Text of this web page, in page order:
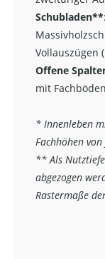
Schubladen**:
Vollauszügen
Offene
mit
* Innenleben
Fachhöhen
** Als
abgezogen
Rastermaße